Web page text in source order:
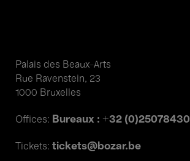
Palais des Beaux-Arts
Rue Ravenstein, 23
1000 Bruxelles
Offices: Bureaux : +32 (0)25078430
Tickets: tickets@bozar.be